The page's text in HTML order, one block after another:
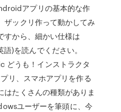
アプリの基本的な作
ザックリ作って動かしてみ
すから、細かい仕様は
)を読んでください。
どうも！インストラクタ
リ、スマホアプリを作る
はたくさんの種類がありま
ユーザーを筆頭に、今